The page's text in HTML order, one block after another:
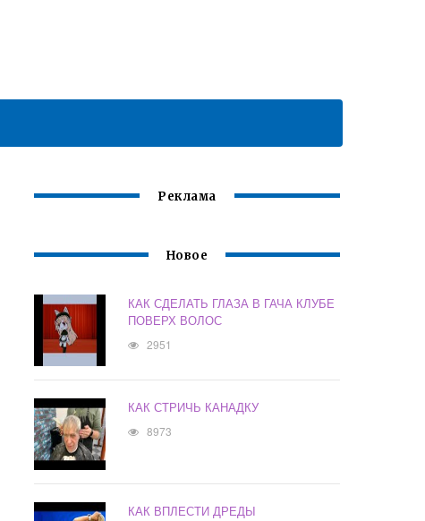
Реклама
Новое
КАК СДЕЛАТЬ ГЛАЗА В ГАЧА КЛУБЕ
ПОВЕРХ ВОЛОС
2951
КАК СТРИЧЬ КАНАДКУ
8973
КАК ВПЛЕСТИ ДРЕДЫ